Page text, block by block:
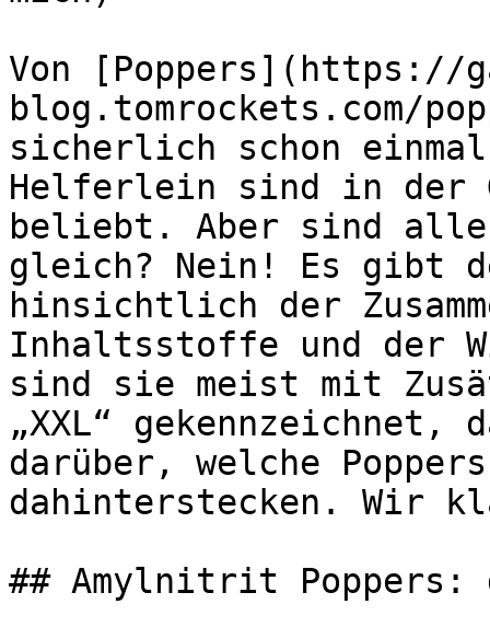
Von [Poppers](https://
blog.tomrockets.com/
sicherlich schon
Helferlein sind in der
beliebt. Aber sind alle
gleich? Nein! Es gibt
hinsichtlich der
Inhaltsstoffe und der
sind sie meist mit
„XXL“
darüber, welche
dahinterstecken. Wir
## Amylnitrit Poppers: